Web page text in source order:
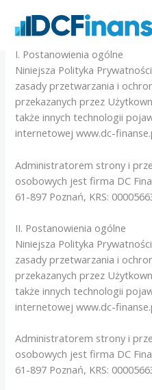
treści
I. Postanowienia ogólne
Niniejsza Polityka
zasady przetwarzania i
przekazanych przez
także innych technologii
internetowej www.dc-
Administratorem strony i
osobowych jest firma DC
61-897 Poznań, KRS:
II. Postanowienia ogólne
Niniejsza Polityka
zasady przetwarzania i
przekazanych przez
także innych technologii
internetowej www.dc-
Administratorem strony i
osobowych jest firma DC
61-897 Poznań, KRS: